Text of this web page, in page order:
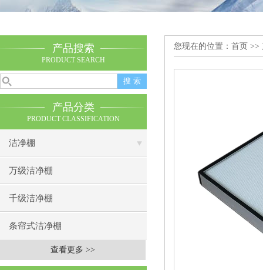
产品搜索
PRODUCT SEARCH
产品分类
PRODUCT CLASSIFICATION
洁净棚
万级洁净棚
千级洁净棚
条帘式洁净棚
查看更多 >>
您现在的位置： 首页 >>